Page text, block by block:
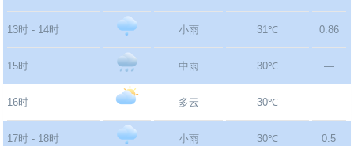
13时 - 14时 小雨 31℃ 0.86
15时 中雨 30℃ —
16时 多云 30℃ —
17时 - 18时 小雨 30℃ 0.5